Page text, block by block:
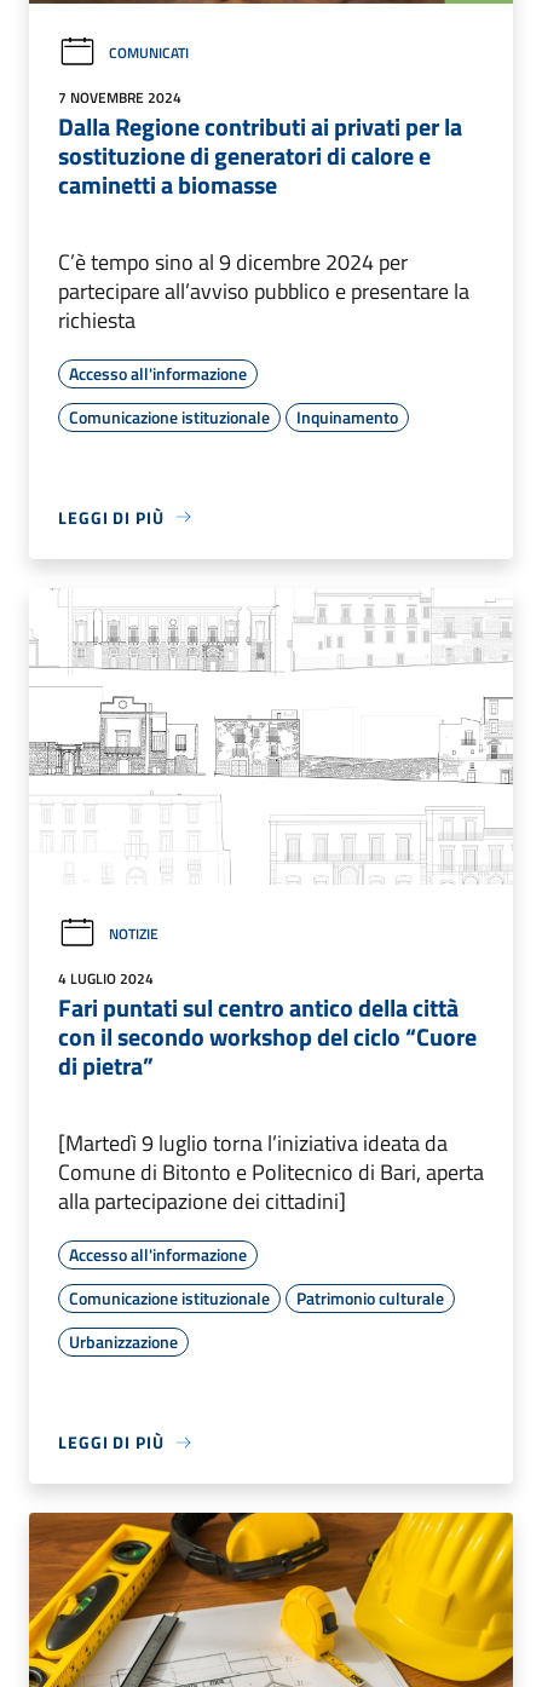
COMUNICATI
7 NOVEMBRE 2024
Dalla Regione contributi ai privati per la
sostituzione di generatori di calore e
caminetti a biomasse
C’è tempo sino al 9 dicembre 2024 per
partecipare all’avviso pubblico e presentare la
richiesta
Accesso all'informazione
Comunicazione istituzionale
Inquinamento
LEGGI DI PIÙ
NOTIZIE
4 LUGLIO 2024
Fari puntati sul centro antico della città
con il secondo workshop del ciclo “Cuore
di pietra”
[Martedì 9 luglio torna l’iniziativa ideata da
Comune di Bitonto e Politecnico di Bari, aperta
alla partecipazione dei cittadini]
Accesso all'informazione
Comunicazione istituzionale
Patrimonio culturale
Urbanizzazione
LEGGI DI PIÙ